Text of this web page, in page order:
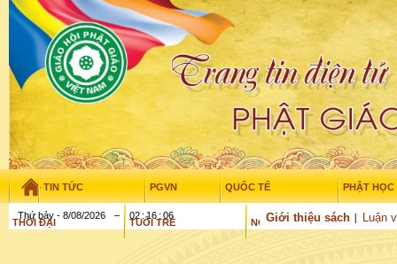
TIN TỨC PGVN QUỐC TẾ PHẬT HỌC
THỜI ĐẠI TUỔI TRẺ NGHIÊN CỨU
Giới thiệu sách Luận
Thứ bảy - 8/08/2026 – 02 : 16 : 07